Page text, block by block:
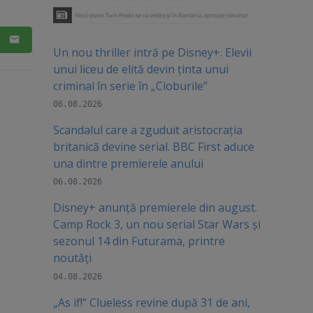
Un nou thriller intră pe Disney+. Elevii
unui liceu de elită devin ținta unui
criminal în serie în „Cioburile”
06.08.2026
Scandalul care a zguduit aristocrația
britanică devine serial. BBC First aduce
una dintre premierele anului
06.08.2026
Disney+ anunță premierele din august.
Camp Rock 3, un nou serial Star Wars și
sezonul 14 din Futurama, printre
noutăți
04.08.2026
„As if!” Clueless revine după 31 de ani,